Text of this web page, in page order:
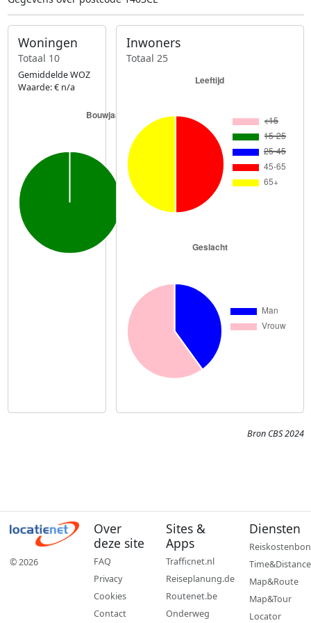
Woningen
Totaal 10
Gemiddelde WOZ
Waarde: € n/a
Inwoners
Totaal 25
Bron CBS 2024
© 2026
Over
deze site
FAQ
Privacy
Cookies
Contact
Sites &
Apps
Trafficnet.nl
Reiseplanung.de
Routenet.be
Onderweg
Diensten
Reiskostenbon
Time&Distance
Map&Route
Map&Tour
Locator